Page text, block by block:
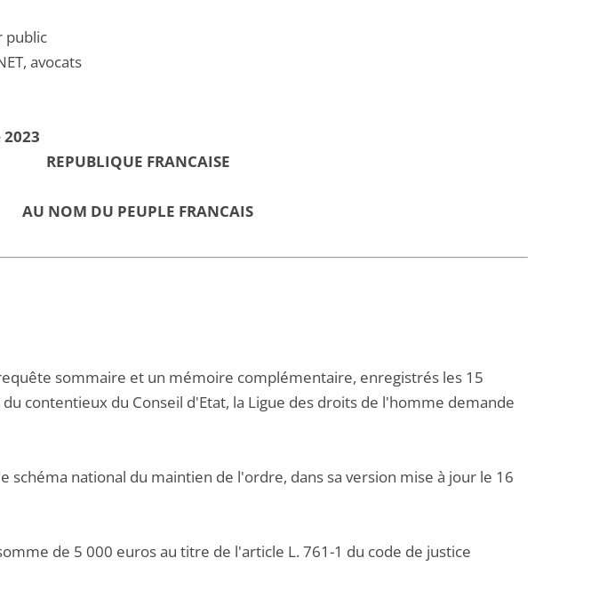
public
avocats
REPUBLIQUE FRANCAISE
AU NOM DU PEUPLE FRANCAIS
sommaire et un mémoire complémentaire, enregistrés les 15
contentieux du Conseil d'Etat, la Ligue des droits de l'homme demande
schéma national du maintien de l'ordre, dans sa version mise à jour le 16
de 5 000 euros au titre de l'article L. 761-1 du code de justice